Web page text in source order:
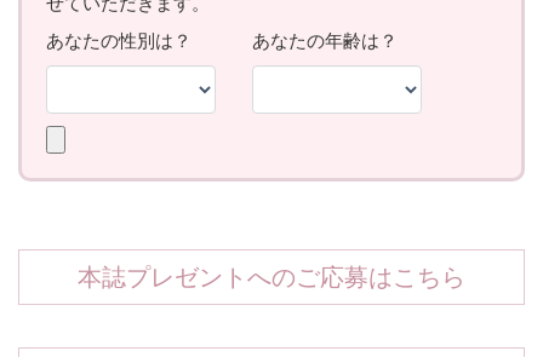
本誌プレゼントへのご応募はこちら